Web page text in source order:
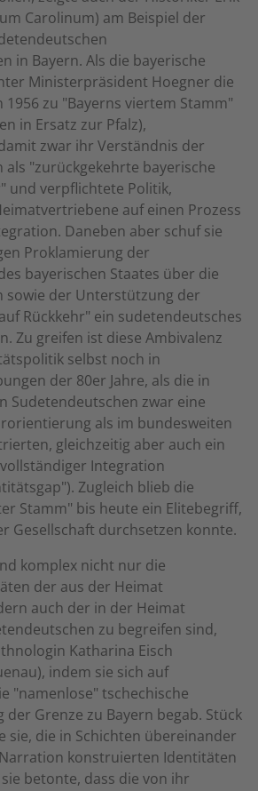
Carolinum) am Beispiel der
in Bayern. Als die bayerische
Ministerpräsident Hoegner die
zu "Bayerns viertem Stamm"
in Ersatz zur Pfalz),
zwar ihr Verständnis der
als "zurückgekehrte bayerische
und verpflichtete Politik,
auf einen Prozess
Daneben aber schuf sie
Proklamierung der
bayerischen Staates über die
sowie der Unterstützung der
Rückkehr" ein sudetendeutsches
Zu greifen ist diese Ambivalenz
selbst noch in
der 80er Jahre, als die in
Sudetendeutschen zwar eine
als im bundesweiten
gleichzeitig aber auch ein
Integration
Zugleich blieb die
Stamm" bis heute ein Elitebegriff,
Gesellschaft durchsetzen konnte.
komplex nicht nur die
der aus der Heimat
auch der in der Heimat
zu begreifen sind,
Katharina Eisch
indem sie sich auf
"namenlose" tschechische
der Grenze zu Bayern begab. Stück
sie, die in Schichten übereinander
konstruierten Identitäten
betonte, dass die von ihr